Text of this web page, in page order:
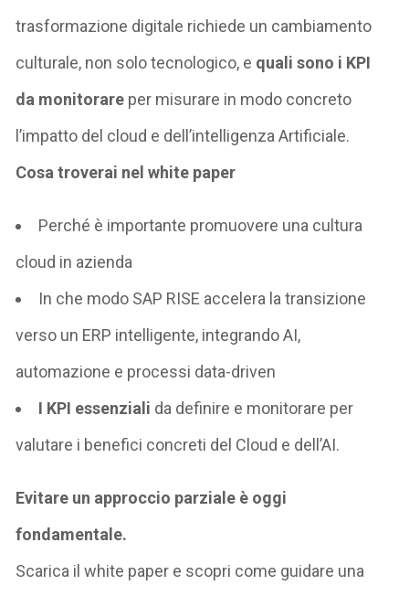
trasformazione digitale richiede un cambiamento
culturale, non solo tecnologico, e quali sono i KPI
da monitorare per misurare in modo concreto
l’impatto del cloud e dell’intelligenza Artificiale.
Cosa troverai nel white paper
Perché è importante promuovere una cultura
cloud in azienda
In che modo SAP RISE accelera la transizione
verso un ERP intelligente, integrando AI,
automazione e processi data-driven
I KPI essenziali da definire e monitorare per
valutare i benefici concreti del Cloud e dell’AI.
Evitare un approccio parziale è oggi
fondamentale.
Scarica il white paper e scopri come guidare una